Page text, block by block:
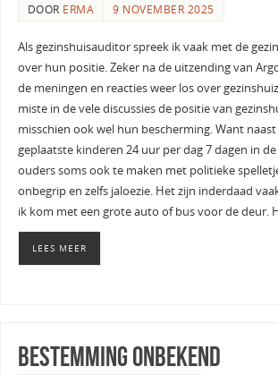
DOOR ERMA 9 NOVEMBER 2025
Als gezinshuisauditor spreek ik vaak met de
over hun positie. Zeker na de uitzending van
de meningen en reacties weer los over
miste in de vele discussies de positie van
misschien ook wel hun bescherming. Want
geplaatste kinderen 24 uur per dag 7 dagen in
ouders soms ook te maken met politieke
onbegrip en zelfs jaloezie. Het zijn inderdaad
ik kom met een grote auto of bus voor de deur.
LEES MEER
bestemming onbekend